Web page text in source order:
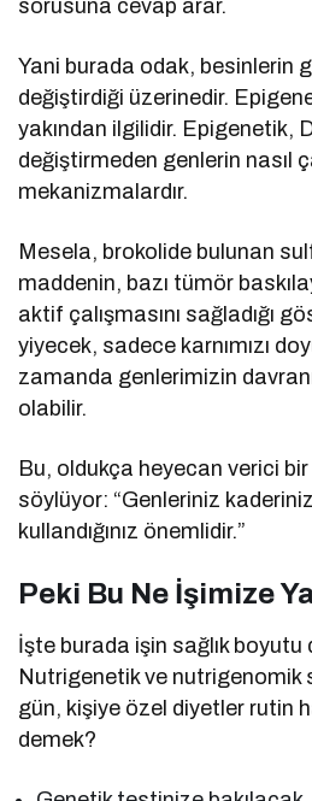
sorusuna cevap arar.
Yani burada odak, besinlerin
değiştirdiği üzerinedir.
yakından ilgilidir. Epigenetik,
değiştirmeden genlerin nasıl
mekanizmalardır.
Mesela, brokolide bulunan
maddenin, bazı tümör
aktif çalışmasını sağladığı
yiyecek, sadece karnımızı
zamanda genlerimizin
olabilir.
Bu, oldukça heyecan verici
söylüyor: “Genleriniz kaderiniz
kullandığınız önemlidir.”
Peki Bu Ne İşimize
İşte burada işin sağlık boyutu
Nutrigenetik ve nutrigenomik
gün, kişiye özel diyetler rutin
demek?